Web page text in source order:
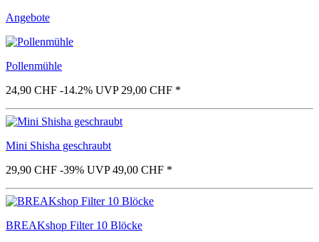
Angebote
Pollenmühle
24,90 CHF -14.2% UVP 29,00 CHF *
Mini Shisha geschraubt
29,90 CHF -39% UVP 49,00 CHF *
BREAKshop Filter 10 Blöcke